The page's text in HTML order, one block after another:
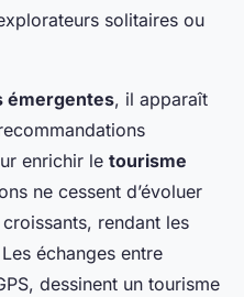
solitaires ou
émergentes, il apparaît
enrichir le tourisme
ne cessent d’évoluer
rendant les
échanges entre
dessinent un tourisme